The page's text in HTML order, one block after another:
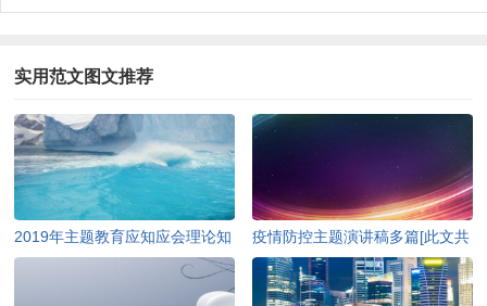
实用范文图文推荐
2019年主题教育应知应会理论知
识（含答案）[此文共10252字]
疫情防控主题演讲稿多篇[此文共
4978字]